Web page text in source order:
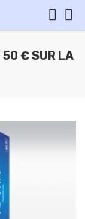
50 € SUR LA